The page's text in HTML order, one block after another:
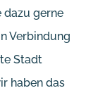
dazu gerne
Verbindung
Stadt
haben das